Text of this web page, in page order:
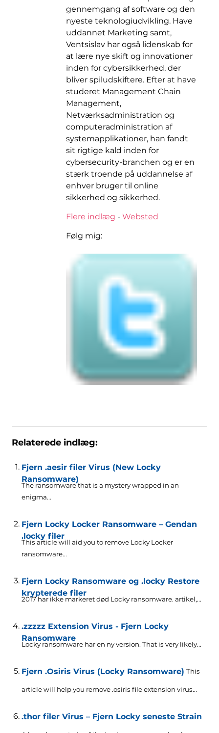
gennemgang af software og den
nyeste teknologiudvikling. Have
uddannet Marketing samt,
Ventsislav har også lidenskab for
at lære nye skift og innovationer
inden for cybersikkerhed, der
bliver spiludskiftere. Efter at have
studeret Management Chain
Management,
Netværksadministration og
computeradministration af
systemapplikationer, han fandt
sit rigtige kald inden for
cybersecurity-branchen og er en
stærk troende på uddannelse af
enhver bruger til online
sikkerhed og sikkerhed.
Flere indlæg - Websted
Følg mig:
Relaterede indlæg:
Fjern .aesir filer Virus (New Locky
Ransomware)
The ransomware that is a mystery wrapped in an
enigma...
Fjern Locky Locker Ransomware – Gendan
.locky filer
This article will aid you to remove Locky Locker
ransomware...
Fjern Locky Ransomware og .locky Restore
krypterede filer
2017 har ikke markeret død Locky ransomware. artikel,...
.zzzzz Extension Virus - Fjern Locky
Ransomware
Locky ransomware har en ny version. That is very likely...
Fjern .Osiris Virus (Locky Ransomware) This
article will help you remove .osiris file extension virus...
.thor filer Virus – Fjern Locky seneste Strain